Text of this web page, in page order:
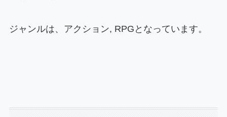
ジャンルは、アクション, RPGとなっています。